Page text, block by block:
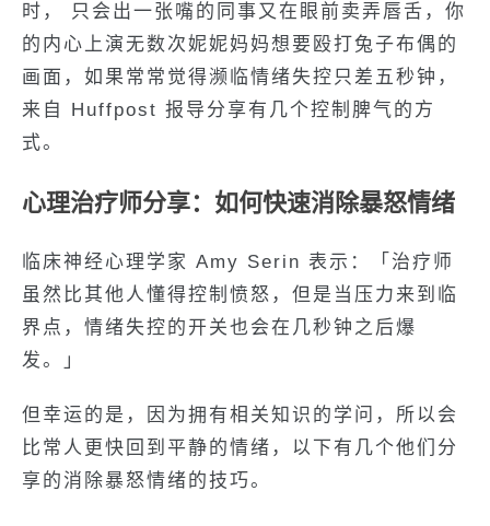
时， 只会出一张嘴的同事又在眼前卖弄唇舌，你
的内心上演无数次妮妮妈妈想要殴打兔子布偶的
画面，如果常常觉得濒临情绪失控只差五秒钟，
来自 Huffpost 报导分享有几个控制脾气的方
式。
心理治疗师分享：如何快速消除暴怒情绪
临床神经心理学家 Amy Serin 表示：「治疗师
虽然比其他人懂得控制愤怒，但是当压力来到临
界点，情绪失控的开关也会在几秒钟之后爆
发。」
但幸运的是，因为拥有相关知识的学问，所以会
比常人更快回到平静的情绪，以下有几个他们分
享的消除暴怒情绪的技巧。